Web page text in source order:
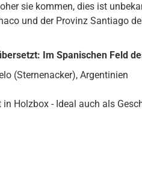
sie kommen, dies ist
und der Provinz Santiago
Im Spanischen Feld
(Sternenacker), Argentinien
Holzbox - Ideal auch als